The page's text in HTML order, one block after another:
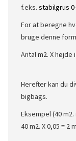
f.eks. stabilgrus
For at beregne
bruge denne
Antal m2. X højde
Herefter kan du
bigbags.
Eksempel (40
40 m2. X 0,05 = 2